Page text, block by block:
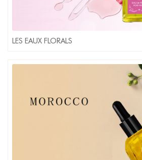
LES EAUX FLORALS